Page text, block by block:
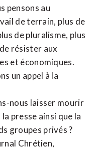
pensons au
de terrain, plus de
de pluralisme, plus
résister aux
et économiques.
un appel à la
nous laisser mourir
presse ainsi que la
groupes privés ?
Chrétien,